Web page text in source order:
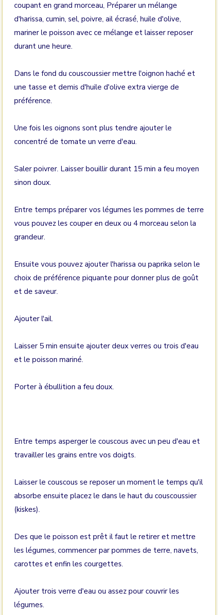
coupant en grand morceau, Préparer un mélange
d'harissa, cumin, sel, poivre, ail écrasé, huile d'olive,
mariner le poisson avec ce mélange et laisser reposer
durant une heure.
Dans le fond du couscoussier mettre l'oignon haché et
une tasse et demis d'huile d'olive extra vierge de
préférence.
Une fois les oignons sont plus tendre ajouter le
concentré de tomate un verre d'eau.
Saler poivrer. Laisser bouillir durant 15 min a feu moyen
sinon doux.
Entre temps préparer vos légumes les pommes de terre
vous pouvez les couper en deux ou 4 morceau selon la
grandeur.
Ensuite vous pouvez ajouter l'harissa ou paprika selon le
choix de préférence piquante pour donner plus de goût
et de saveur.
Ajouter l'ail.
Laisser 5 min ensuite ajouter deux verres ou trois d'eau
et le poisson mariné.
Porter à ébullition a feu doux.
Entre temps asperger le couscous avec un peu d'eau et
travailler les grains entre vos doigts.
Laisser le couscous se reposer un moment le temps qu'il
absorbe ensuite placez le dans le haut du couscoussier
(kiskes).
Des que le poisson est prêt il faut le retirer et mettre
les légumes, commencer par pommes de terre, navets,
carottes et enfin les courgettes.
Ajouter trois verre d'eau ou assez pour couvrir les
légumes.